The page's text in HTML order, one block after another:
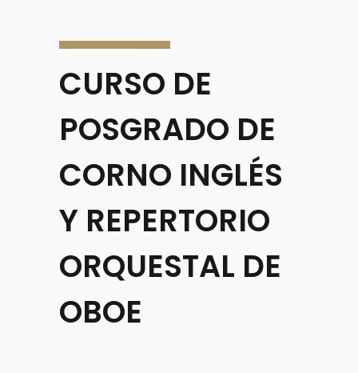
CURSO DE
POSGRADO DE
CORNO INGLÉS
Y REPERTORIO
ORQUESTAL DE
OBOE